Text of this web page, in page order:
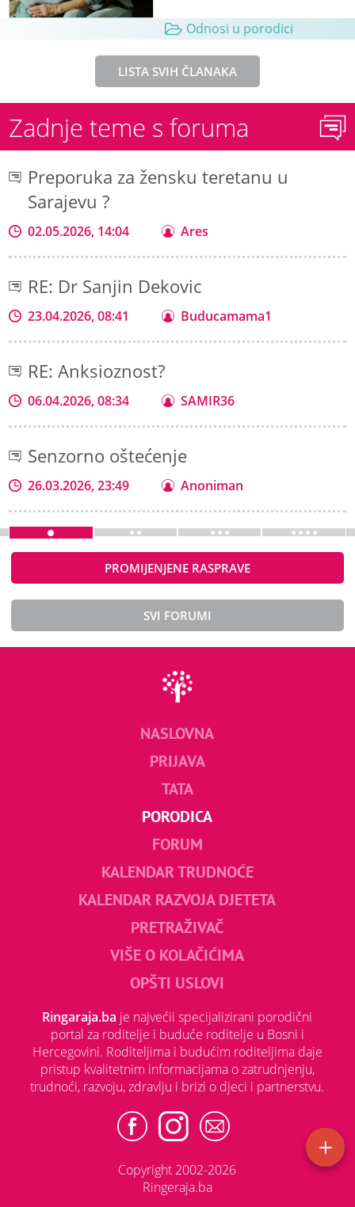
Odnosi u porodici
LISTA SVIH ČLANAKA
Zadnje teme s foruma
Preporuka za žensku teretanu u
Sarajevu ?
02.05.2026, 14:04 Ares
RE: Dr Sanjin Dekovic
23.04.2026, 08:41 Buducamama1
RE: Anksioznost?
06.04.2026, 08:34 SAMIR36
Senzorno oštećenje
26.03.2026, 23:49 Anoniman
PROMIJENJENE RASPRAVE
SVI FORUMI
NASLOVNA
PRIJAVA
TATA
PORODICA
FORUM
KALENDAR TRUDNOĆE
KALENDAR RAZVOJA DJETETA
PRETRAŽIVAČ
VIŠE O KOLAČIĆIMA
OPŠTI USLOVI
Ringaraja.ba je najvećii specijalizirani porodični
portal za roditelje i buduće roditelje u Bosni i
Hercegovini. Roditeljima i budućim roditeljima daje
pristup kvalitetnim informacijama o zatrudnjenju,
trudnoći, razvoju, zdravlju i brizi o djeci i partnerstvu.
Copyright 2002-2026
Ringeraja.ba